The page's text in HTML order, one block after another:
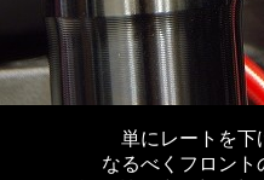
単にレートを下
なるべくフロント